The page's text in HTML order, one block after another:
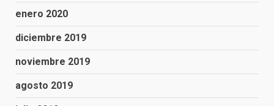
enero 2020
diciembre 2019
noviembre 2019
agosto 2019